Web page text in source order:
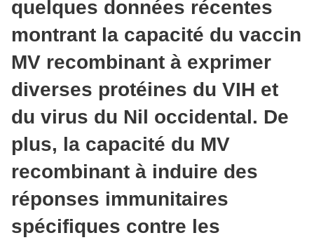
quelques données récentes
montrant la capacité du vaccin
MV recombinant à exprimer
diverses protéines du VIH et
du virus du Nil occidental. De
plus, la capacité du MV
recombinant à induire des
réponses immunitaires
spécifiques contre les